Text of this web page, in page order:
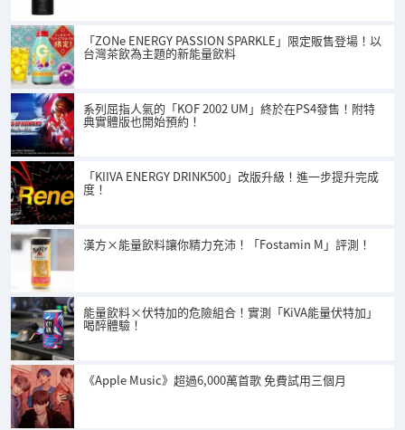
「ZONe ENERGY PASSION SPARKLE」限定販售登場！以
台灣茶飲為主題的新能量飲料
系列屈指人氣的「KOF 2002 UM」終於在PS4發售！附特
典實體版也開始預約！
「KIIVA ENERGY DRINK500」改版升級！進一步提升完成
度！
漢方×能量飲料讓你精力充沛！「Fostamin M」評測！
能量飲料×伏特加的危險組合！實測「KiVA能量伏特加」
喝醉體驗！
《Apple Music》超過6,000萬首歌 免費試用三個月